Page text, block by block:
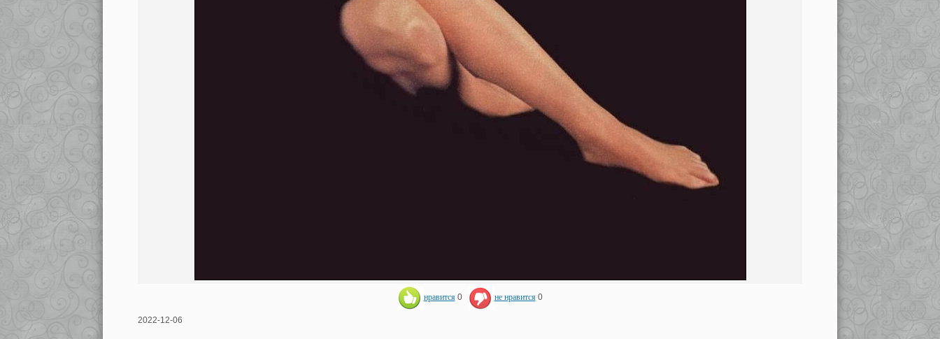
нравится 0 не нравится 0
2022-12-06